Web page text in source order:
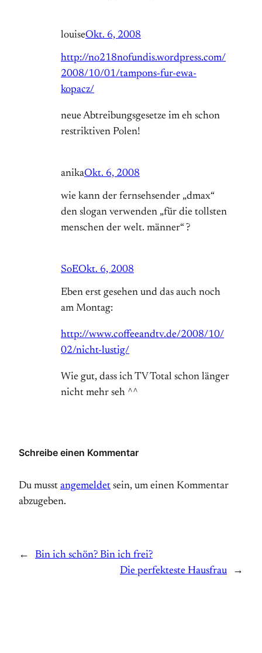
louiseOkt. 6, 2008
http://no218nofundis.wordpress.com/
2008/10/01/tampons-fur-ewa-
kopacz/
neue Abtreibungsgesetze im eh schon
restriktiven Polen!
anikaOkt. 6, 2008
wie kann der fernsehsender „dmax“
den slogan verwenden „für die tollsten
menschen der welt. männer“ ?
SoEOkt. 6, 2008
Eben erst gesehen und das auch noch
am Montag:
http://www.coffeeandtv.de/2008/10/
02/nicht-lustig/
Wie gut, dass ich TV Total schon länger
nicht mehr seh ^^
Schreibe einen Kommentar
Du musst angemeldet sein, um einen Kommentar
abzugeben.
←
Bin ich schön? Bin ich frei?
Die perfekteste Hausfrau
→